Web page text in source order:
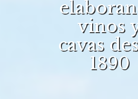
vinos
cavas
1890